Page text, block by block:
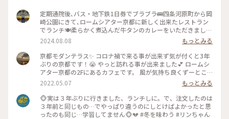
定期通院後､バス・地下鉄1日券でブラブラ🚌四条河原町から岡
崎公園にきて､ロームシアター京都に新しく出来たレストラン
でランチ🍽️柔らかく煮込んだ牛タンのカレーをいただきました
🍛 #グルメ #ランチ #カレー
2024.08.08
もっとみる
京都モダンテラス✨ コロナ禍で来る事が出来ず気が付くと3年
ぶりの京都です！😭 やっと訪れる事が出来ました💕 ロームシ
アター京都の2Fにあるカフェです。 風が気持ち良くずーとこ
こで時間を過ごしていたいカフェです🥰 スズメが残したケー
キのくずを食べにテーブルの上にやってきてました😆 #Myこ
とりっぷ #春風さんぽ
2022.05.07
もっとみる
🐵実は３年ぶりに行きました、ランチしに。で、注文したのは
３年前と同じもの…でやっぱり違うのにしとけばよかったと思
ったのも同じ…学習してません🐵💔 #冬を味わう #リンちゃん